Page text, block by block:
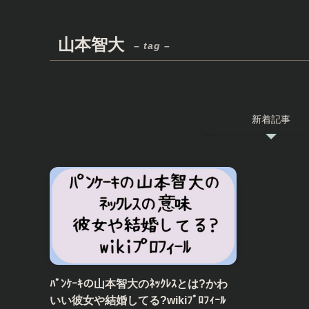
山本智大 – tag –
新着記事
ﾊﾟﾝｹｰｷの山本智大のﾈｯｸﾚｽとは?かわ
いい彼女や結婚してる?wikiﾌﾟﾛﾌｨｰﾙ